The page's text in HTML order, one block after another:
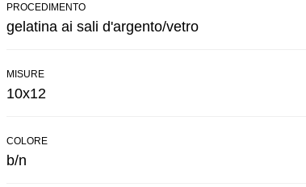
PROCEDIMENTO
gelatina ai sali d'argento/vetro
MISURE
10x12
COLORE
b/n